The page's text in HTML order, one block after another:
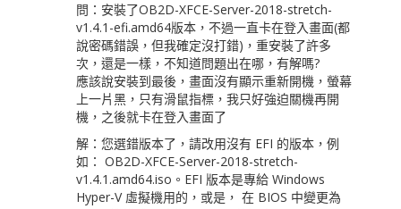
問：安裝了OB2D-XFCE-Server-2018-stretch-
v1.4.1-efi.amd64版本，不過一直卡在登入畫面(都
說密碼錯誤，但我確定沒打錯)，重安裝了許多
次，還是一樣，不知道問題出在哪，有解嗎?
應該說安裝到最後，畫面沒有顯示重新開機，螢幕
上一片黑，只有滑鼠指標，我只好強迫關機再開
機，之後就卡在登入畫面了
解：您選錯版本了，請改用沒有 EFI 的版本，例
如： OB2D-XFCE-Server-2018-stretch-
v1.4.1.amd64.iso。EFI 版本是專給 Windows
Hyper-V 虛擬機用的，或是， 在 BIOS 中變更為